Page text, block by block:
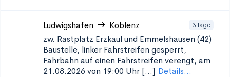
Ludwigshafen Koblenz 3 Tage
zw. Rastplatz Erzkaul und Emmelshausen (42)
Baustelle, linker Fahrstreifen gesperrt,
Fahrbahn auf einen Fahrstreifen verengt, am
21.08.2026 von 19:00 Uhr [...] Details...